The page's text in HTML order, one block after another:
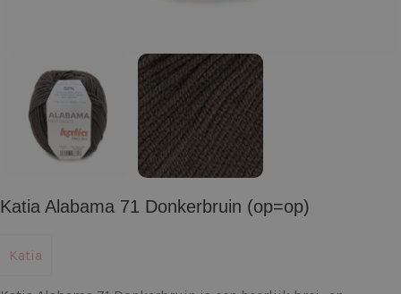
Katia Alabama 71 Donkerbruin (op=op)
Katia